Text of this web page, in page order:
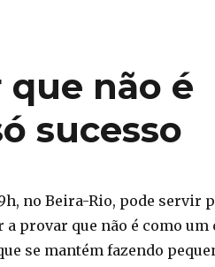
não é
sucesso
no Beira-Rio, pode servir
a provar que não é como
se mantém fazendo